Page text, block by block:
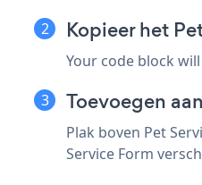
Kopieer het
Your code block
Toevoegen
Plak boven Pet
Service Form